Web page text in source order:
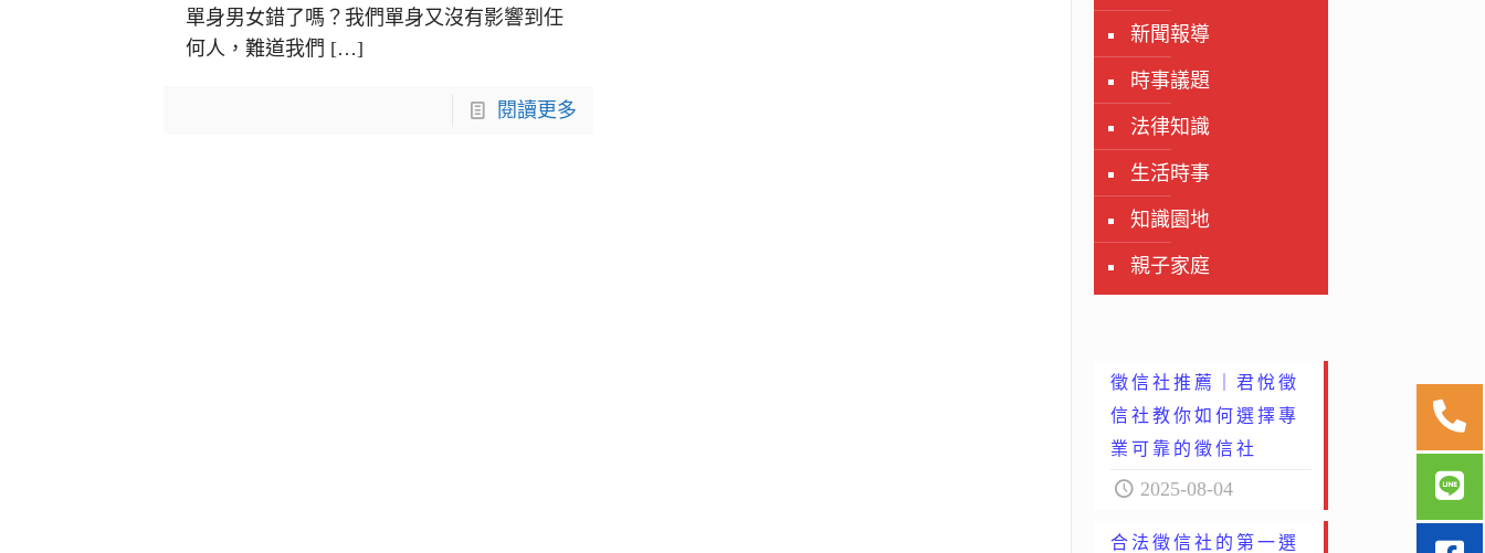
單身男女錯了嗎？我們單身又沒有影響到任
何人，難道我們 […]
閱讀更多
新聞報導
時事議題
法律知識
生活時事
知識園地
親子家庭
徵信社推薦｜君悅徵
信社教你如何選擇專
業可靠的徵信社
2025-08-04
合法徵信社的第一選